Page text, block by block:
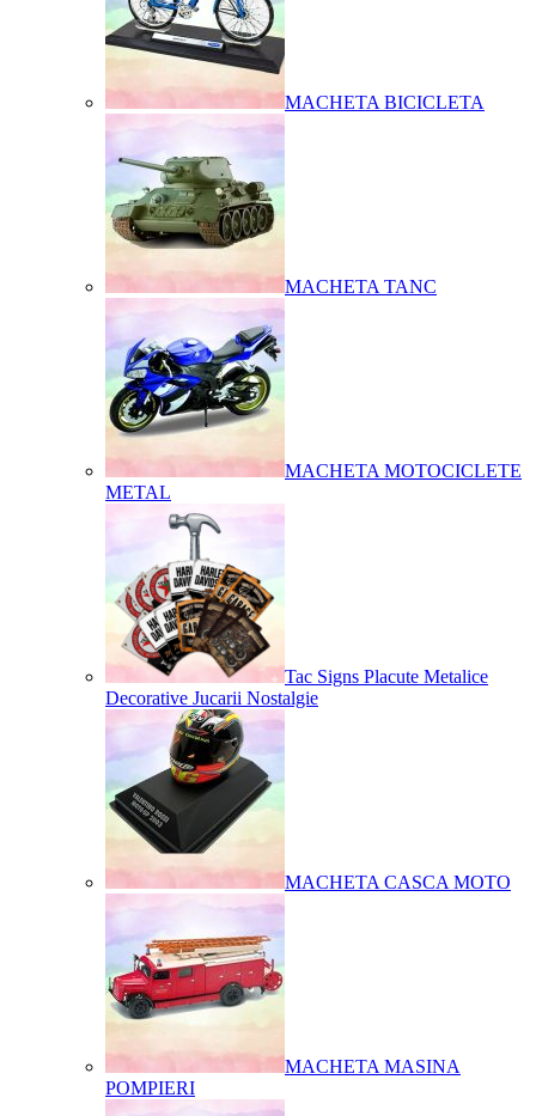
MACHETA BICICLETA
MACHETA TANC
MACHETA MOTOCICLETE
METAL
Tac Signs Placute Metalice
Decorative Jucarii Nostalgie
MACHETA CASCA MOTO
MACHETA MASINA
POMPIERI